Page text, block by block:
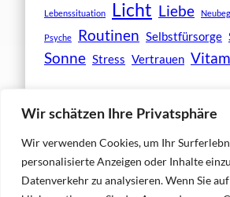
Wir schätzen Ihre Privatsphäre
Wir verwenden Cookies, um Ihr
personalisierte Anzeigen oder Inhalte
Datenverkehr zu analysieren. Wenn Sie
Lebenssituation Licht Liebe
Psyche Routinen Selbstfürsorge
Sonne Stress Vertrauen
Copyright © 2026. All rights